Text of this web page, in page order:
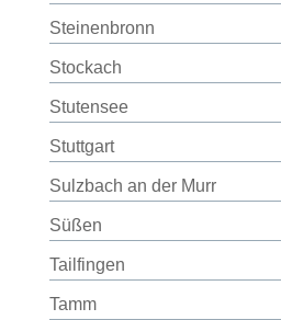
Steinenbronn
Stockach
Stutensee
Stuttgart
Sulzbach an der Murr
Süßen
Tailfingen
Tamm